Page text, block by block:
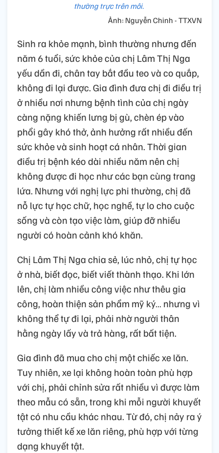
thường trực trên môi.
Ảnh: Nguyễn Chinh - TTXVN
Sinh ra khỏe mạnh, bình thường nhưng đến
năm 6 tuổi, sức khỏe của chị Lâm Thị Nga
yếu dần đi, chân tay bắt đầu teo và co quắp,
không đi lại được. Gia đình đưa chị đi điều trị
ở nhiều nơi nhưng bệnh tình của chị ngày
càng nặng khiến lưng bị gù, chèn ép vào
phổi gây khó thở, ảnh hưởng rất nhiều đến
sức khỏe và sinh hoạt cá nhân. Thời gian
điều trị bệnh kéo dài nhiều năm nên chị
không được đi học như các bạn cùng trang
lứa. Nhưng với nghị lực phi thường, chị đã
nỗ lực tự học chữ, học nghề, tự lo cho cuộc
sống và còn tạo việc làm, giúp đỡ nhiều
người có hoàn cảnh khó khăn.
Chị Lâm Thị Nga chia sẻ, lúc nhỏ, chị tự học
ở nhà, biết đọc, biết viết thành thạo. Khi lớn
lên, chị làm nhiều công việc như thêu gia
công, hoàn thiện sản phẩm mỹ ký… nhưng vì
không thể tự đi lại, phải nhờ người thân
hằng ngày lấy và trả hàng, rất bất tiện.
Gia đình đã mua cho chị một chiếc xe lăn.
Tuy nhiên, xe lại không hoàn toàn phù hợp
với chị, phải chỉnh sửa rất nhiều vì được làm
theo mẫu có sẵn, trong khi mỗi người khuyết
tật có nhu cầu khác nhau. Từ đó, chị nảy ra ý
tưởng thiết kế xe lăn riêng, phù hợp với từng
dạng khuyết tật.